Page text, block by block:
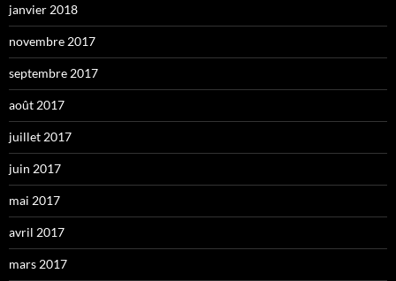
janvier 2018
novembre 2017
septembre 2017
août 2017
juillet 2017
juin 2017
mai 2017
avril 2017
mars 2017